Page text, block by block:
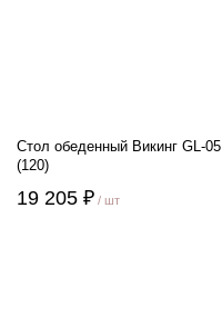
Стол обеденный Викинг GL-05
(120)
19 205 ₽ / шт